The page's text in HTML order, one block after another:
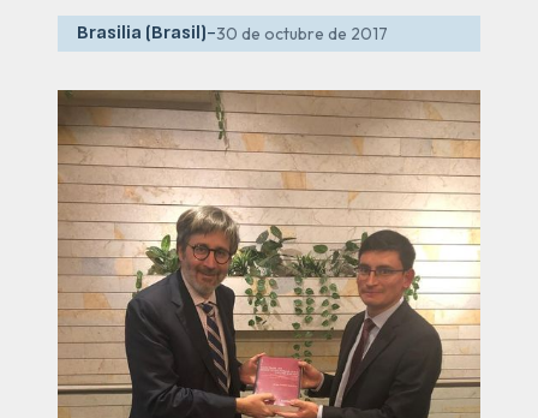
Brasilia (Brasil)-30 de octubre de 2017